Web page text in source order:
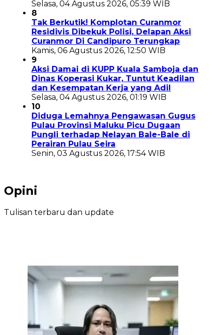
Selasa, 04 Agustus 2026, 05:39 WIB
8
Tak Berkutik! Komplotan Curanmor
Residivis Dibekuk Polisi, Delapan Aksi
Curanmor Di Candipuro Terungkap
Kamis, 06 Agustus 2026, 12:50 WIB
9
Aksi Damai di KUPP Kuala Samboja dan
Dinas Koperasi Kukar, Tuntut Keadilan
dan Kesempatan Kerja yang Adil
Selasa, 04 Agustus 2026, 01:19 WIB
10
Diduga Lemahnya Pengawasan Gugus
Pulau Provinsi Maluku Picu Dugaan
Pungli terhadap Nelayan Bale-Bale di
Perairan Pulau Seira
Senin, 03 Agustus 2026, 17:54 WIB
Opini
Tulisan terbaru dan update